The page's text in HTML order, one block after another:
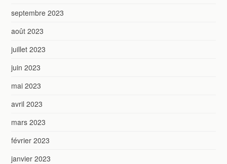
septembre 2023
août 2023
juillet 2023
juin 2023
mai 2023
avril 2023
mars 2023
février 2023
janvier 2023